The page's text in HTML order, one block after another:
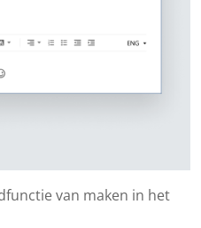
van maken in het